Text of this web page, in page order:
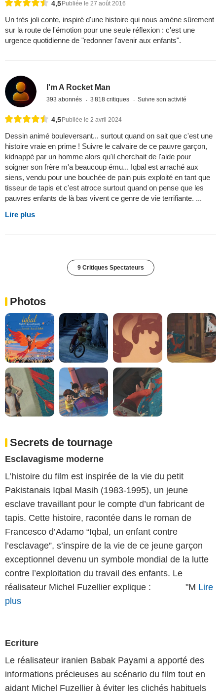
4,5 Publiée le 27 août 2016
Un très joli conte, inspiré d'une histoire qui nous amène sûrement
sur la route de l'émotion pour une seule réflexion : c'est une
urgence quotidienne de "redonner l'avenir aux enfants".
I'm A Rocket Man
393 abonnés 3 818 critiques Suivre son activité
4,5 Publiée le 2 avril 2024
Dessin animé bouleversant... surtout quand on sait que c'est une
histoire vraie en prime ! Suivre le calvaire de ce pauvre garçon,
kidnappé par un homme alors qu'il cherchait de l'aide pour
soigner son frère m'a beaucoup ému... Iqbal est arraché aux
siens, vendu pour une bouchée de pain puis exploité en tant que
tisseur de tapis et c'est atroce surtout quand on pense que les
pauvres enfants de là bas vivent ce genre de vie terrifiante. ...
Lire plus
9 Critiques Spectateurs
Photos
Secrets de tournage
Esclavagisme moderne
L’histoire du film est inspirée de la vie du petit
Pakistanais Iqbal Masih (1983-1995), un jeune
esclave travaillant pour le compte d’un fabricant de
tapis. Cette histoire, racontée dans le roman de
Francesco d’Adamo “Iqbal, un enfant contre
l’esclavage”, s’inspire de la vie de ce jeune garçon
exceptionnel devenu un symbole mondial de la lutte
contre l’exploitation du travail des enfants. Le
réalisateur Michel Fuzellier explique : "M Lire
plus
Ecriture
Le réalisateur iranien Babak Payami a apporté des
informations précieuses au scénario du film tout en
aidant Michel Fuzellier à éviter les clichés habituels